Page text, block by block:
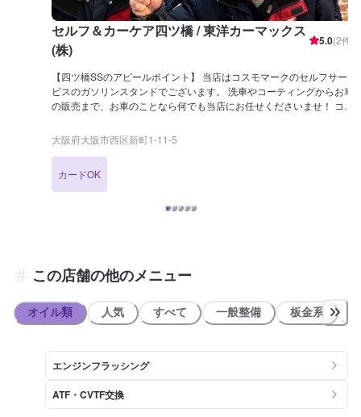
セルフ＆カーケア四ツ橋 / 東洋カーマックス
(株)
5.0(2件)
【四ツ橋SSのアピールポイント】 当店はコスモマークのセルフサー
ビスのガソリンスタンドでございます。 洗車やコーティングからお車
の販売まで、お車のことなら何でも当店にお任せくださいませ！ コー
い！ LINE会員になっていただくとお得なクーポンも発行可能でござ
いますので、お友達追加もお待ちしております！ 【営業時間につい
付: 18:00) 【待合室の詳細】 当店には ✅トイレ ✅椅子 ✅自動販売機
のご用意がございます！お気軽にご利用くださいませ！ 【資格保持
者・店舗の設備】 当店は2級整備士、複数の3級整備士が在籍してい
四ツ橋筋沿い、中央大通り手前左手にございます。コスモマークの看
板が目印です。
大阪府大阪市西区新町1-11-5
カードOK
この店舗の他のメニュー
オイル類 人気 すべて 一般整備 板金系
エンジンフラッシング
ATF・CVTF交換